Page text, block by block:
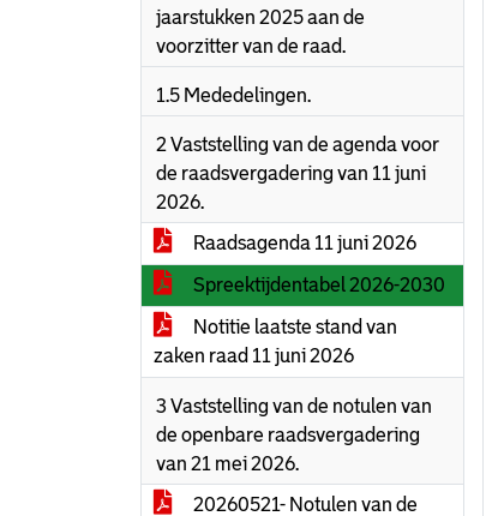
jaarstukken 2025 aan de
voorzitter van de raad.
1.5 Mededelingen.
2 Vaststelling van de agenda voor
de raadsvergadering van 11 juni
2026.
Raadsagenda 11 juni 2026
Spreektijdentabel 2026-2030
Notitie laatste stand van
zaken raad 11 juni 2026
3 Vaststelling van de notulen van
de openbare raadsvergadering
van 21 mei 2026.
20260521- Notulen van de